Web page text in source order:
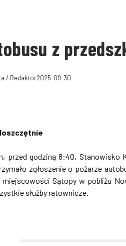
z
/ Redaktor2025-09-30
przed godziną 8:40,
zgłoszenie o pożarze
miejscowości Sątopy w pobliżu
służby ratownicze.